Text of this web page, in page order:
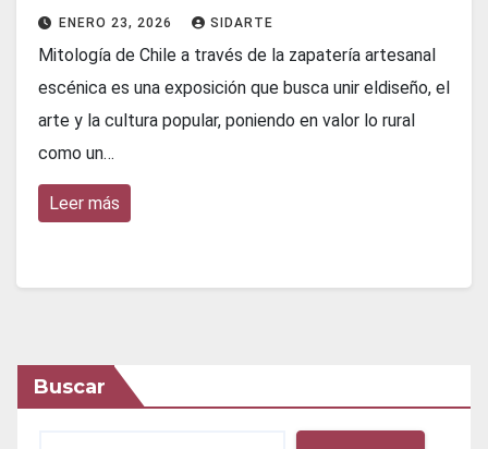
ENERO 23, 2026 SIDARTE
Mitología de Chile a través de la zapatería artesanal
escénica es una exposición que busca unir eldiseño, el
arte y la cultura popular, poniendo en valor lo rural
como un…
Leer más
Buscar